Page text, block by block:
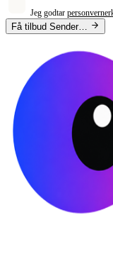
Jeg godtar
Få tilbud Sender…